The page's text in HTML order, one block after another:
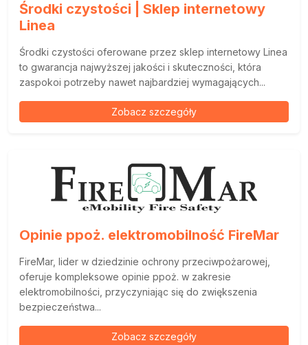
Środki czystości | Sklep internetowy
Linea
Środki czystości oferowane przez sklep internetowy Linea
to gwarancja najwyższej jakości i skuteczności, która
zaspokoi potrzeby nawet najbardziej wymagających...
Zobacz szczegóły
Opinie ppoż. elektromobilność FireMar
FireMar, lider w dziedzinie ochrony przeciwpożarowej,
oferuje kompleksowe opinie ppoż. w zakresie
elektromobilności, przyczyniając się do zwiększenia
bezpieczeństwa...
Zobacz szczegóły